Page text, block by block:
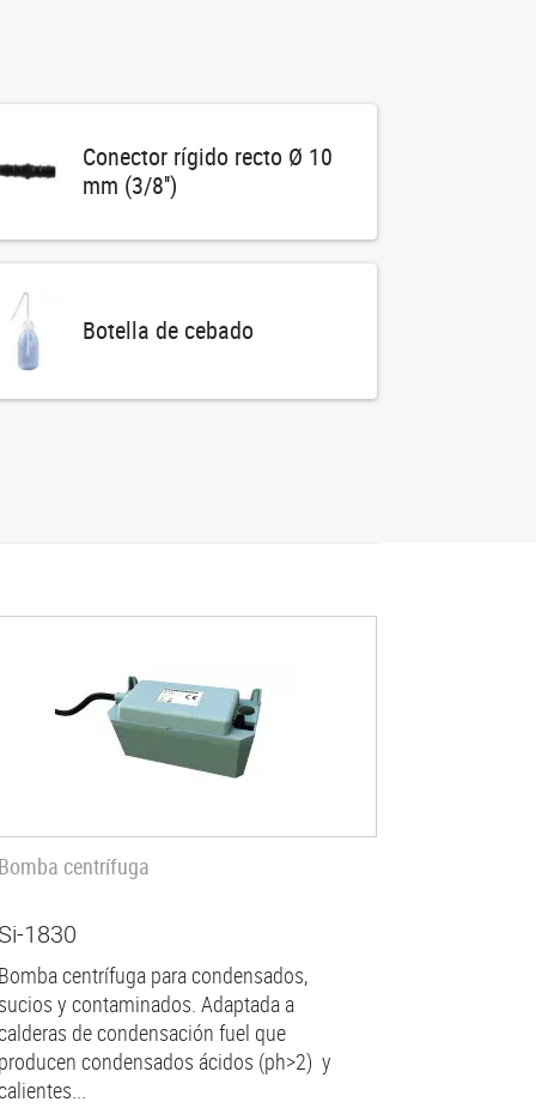
Conector rígido recto Ø 10
mm (3/8'')
Botella de cebado
Bomba centrífuga
Si-1830
Bomba centrífuga para condensados,
sucios y contaminados. Adaptada a
de condensación fuel que
producen condensados ácidos (ph>2) y